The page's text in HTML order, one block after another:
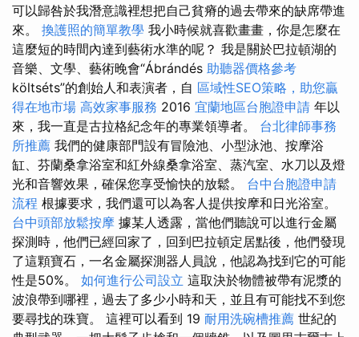
可以歸咎於我潛意識裡想把自己貧瘠的過去帶來的缺席帶進
來。 換護照的簡單教學 我小時候就喜歡畫畫，你是怎麼在
這麼短的時間內達到藝術水準的呢？ 我是關於巴拉頓湖的
音樂、文學、藝術晚會“Ábrándés 助聽器價格參考
költséts”的創始人和表演者，自 區域性SEO策略，助您贏
得在地市場 高效家事服務 2016 宜蘭地區台胞證申請 年以
來，我一直是古拉格紀念年的專業領導者。 台北律師事務
所推薦 我們的健康部門設有冒險池、小型泳池、按摩浴
缸、芬蘭桑拿浴室和紅外線桑拿浴室、蒸汽室、水刀以及燈
光和音響效果，確保您享受愉快的放鬆。 台中台胞證申請
流程 根據要求，我們還可以為客人提供按摩和日光浴室。
台中頭部放鬆按摩 據某人透露，當他們聽說可以進行金屬
探測時，他們已經回家了，回到巴拉頓定居點後，他們發現
了這顆寶石，一名金屬探測器人員說，他認為找到它的可能
性是50%。 如何進行公司設立 這取決於物體被帶有泥漿的
波浪帶到哪裡，過去了多少小時和天，並且有可能找不到您
要尋找的珠寶。 這裡可以看到 19 耐用洗碗槽推薦 世紀的